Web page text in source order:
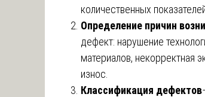
количественных
Определение причин
дефект: нарушение
материалов, некорректная
износ.
Классификация дефектов